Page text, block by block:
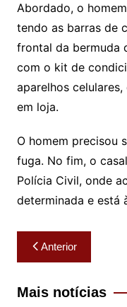
Abordado, o
tendo as barras de
frontal da bermuda
com o kit de
aparelhos
em loja.
O homem precisou
fuga. No fim, o
Polícia Civil, onde
determinada e está
Navegação
de
Post
Anterior
Mais notícias